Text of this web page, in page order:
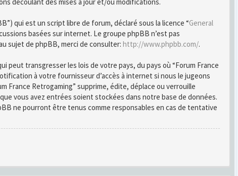
qui est un script libre de forum, déclaré sous la licence “General
basées sur internet. Le groupe phpBB n’est pas
sujet de phpBB, merci de consulter: http://www.phpbb.com/.
peut transgresser les lois de votre pays, du pays où “Forum France
à votre fournisseur d’accès à internet si nous le jugeons
France Retrogaming” supprime, édite, déplace ou verrouille
vous avez entrées soient stockées dans notre base de données.
ne pourront être tenus comme responsables en cas de tentative